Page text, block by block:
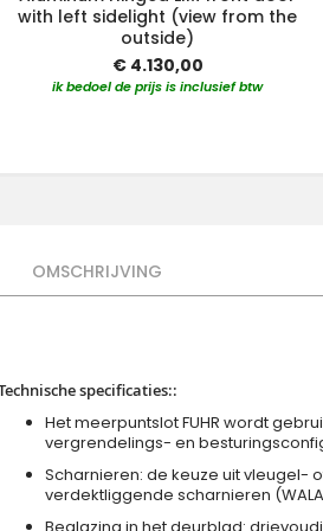
with left sidelight (view from the
outside)
€ 4.130,00
ik bedoel de prijs is inclusief btw
OMSCHRIJVING